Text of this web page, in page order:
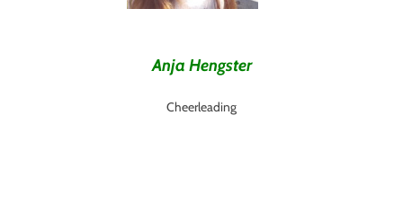
Anja Hengster
Cheerleading